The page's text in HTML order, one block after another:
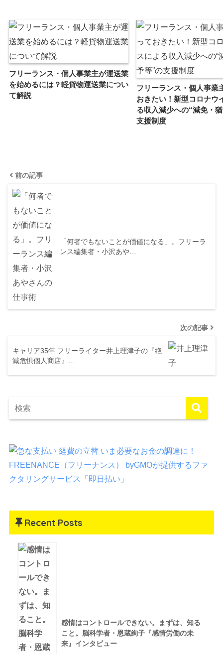
フリーランス・個人事業主が運送業
を始めるには？軽貨物運送業につい
て解説
フリーランス・個人事業
おきたい！新型コロナウ
る収入減少への“減免・
支援制度
前の記事
「何者でもないことが価値になる」。フリーラ
ンス編集者・小沢あや…
次の記事
キャリア35年 フリーライター井上理津子の『絶
滅危惧個人商店』…
Recent Posts
感情はコントロールできない。まずは、知る
こと。脳科学者・恩蔵絢子『感情労働の未
来』インタビュー